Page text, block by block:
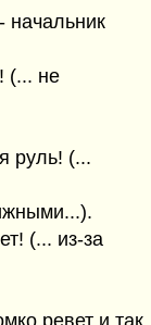
начальник
(... не
руль! (...
(... из-за
ревет и так